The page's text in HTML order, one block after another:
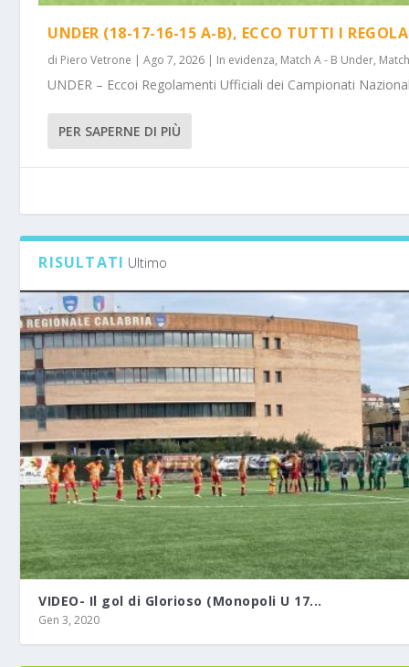
UNDER (18-17-16-15 A-B), ECCO TUTTI I
di Piero Vetrone |Ago 7, 2026 | In evidenza, Match A - B Under,
UNDER – Eccoi Regolamenti Ufficiali dei Campionati
PER SAPERNE DI PIÙ
RISULTATI Ultimo
VIDEO- Il gol di Glorioso (Monopoli U 17...
Gen 3, 2020